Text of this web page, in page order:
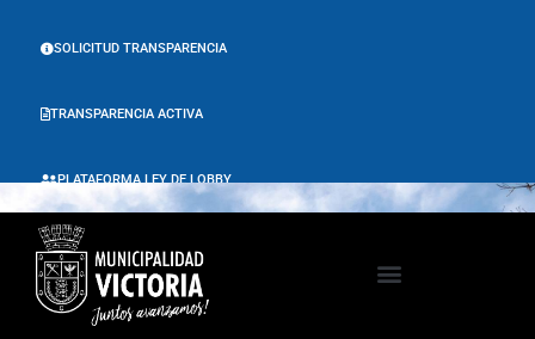
PLATAFORMA LEY DE LOBBY
TRANSPARENCIA ACTIVA
SOLICITUD TRANSPARENCIA